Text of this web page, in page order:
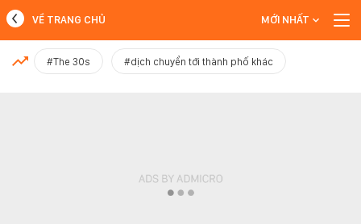
MỚI NHẤT
VỀ TRANG CHỦ MỚI NHẤT
#The 30s #dịch chuyển tới thành phố khác